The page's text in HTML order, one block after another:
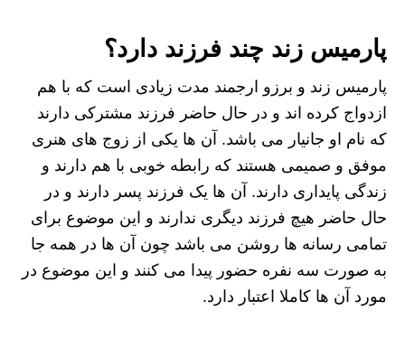
پارمیس زند چند فرزند دارد؟
پارمیس زند و برزو ارجمند مدت زیادی است که با هم
ازدواج کرده اند و در حال حاضر فرزند مشترکی دارند
که نام او جانیار می باشد. آن ها یکی از زوج های هنری
موفق و صمیمی هستند که رابطه خوبی با هم دارند و
زندگی پایداری دارند. آن ها یک فرزند پسر دارند و در
حال حاضر هیچ فرزند دیگری ندارند و این موضوع برای
تمامی رسانه ها روشن می باشد چون آن ها در همه جا
به صورت سه نفره حضور پیدا می کنند و این موضوع در
مورد آن ها کاملا اعتبار دارد.